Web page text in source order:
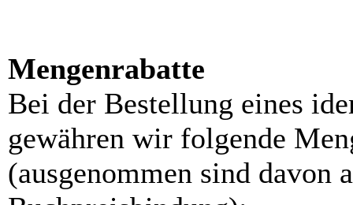
Mengenrabatte
Bei der Bestellung eines
gewähren wir folgende
(ausgenommen sind davon